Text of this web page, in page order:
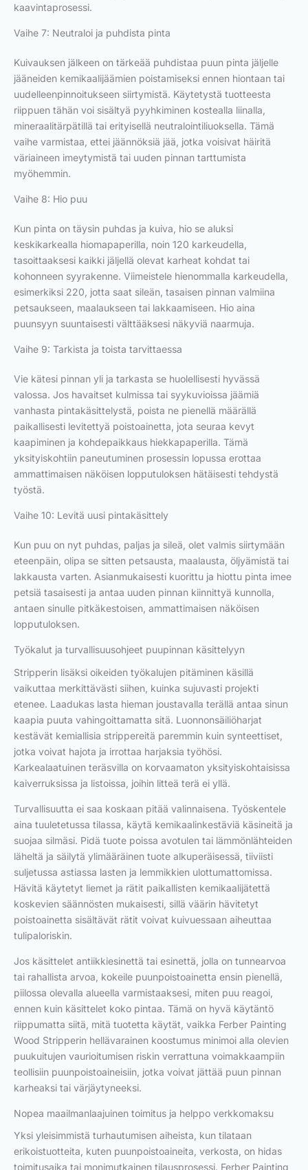
kaavintaprosessi.
Vaihe 7: Neutraloi ja puhdista pinta
Kuivauksen jälkeen on tärkeää puhdistaa puun pinta jäljelle
jääneiden kemikaalijäämien poistamiseksi ennen hiontaan tai
uudelleenpinnoitukseen siirtymistä. Käytetystä tuotteesta
riippuen tähän voi sisältyä pyyhkiminen kostealla liinalla,
mineraalitärpätillä tai erityisellä neutralointiliuoksella. Tämä
vaihe varmistaa, ettei jäännöksiä jää, jotka voisivat häiritä
väriaineen imeytymistä tai uuden pinnan tarttumista
myöhemmin.
Vaihe 8: Hio puu
Kun pinta on täysin puhdas ja kuiva, hio se aluksi
keskikarkealla hiomapaperilla, noin 120 karkeudella,
tasoittaaksesi kaikki jäljellä olevat karheat kohdat tai
kohonneen syyrakenne. Viimeistele hienommalla karkeudella,
esimerkiksi 220, jotta saat sileän, tasaisen pinnan valmiina
petsaukseen, maalaukseen tai lakkaamiseen. Hio aina
puunsyyn suuntaisesti välttääksesi näkyviä naarmuja.
Vaihe 9: Tarkista ja toista tarvittaessa
Vie kätesi pinnan yli ja tarkasta se huolellisesti hyvässä
valossa. Jos havaitset kulmissa tai syykuvioissa jäämiä
vanhasta pintakäsittelystä, poista ne pienellä määrällä
paikallisesti levitettyä poistoainetta, jota seuraa kevyt
kaapiminen ja kohdepaikkaus hiekkapaperilla. Tämä
yksityiskohtiin paneutuminen prosessin lopussa erottaa
ammattimaisen näköisen lopputuloksen hätäisesti tehdystä
työstä.
Vaihe 10: Levitä uusi pintakäsittely
Kun puu on nyt puhdas, paljas ja sileä, olet valmis siirtymään
eteenpäin, olipa se sitten petsausta, maalausta, öljyämistä tai
lakkausta varten. Asianmukaisesti kuorittu ja hiottu pinta imee
petsiä tasaisesti ja antaa uuden pinnan kiinnittyä kunnolla,
antaen sinulle pitkäkestoisen, ammattimaisen näköisen
lopputuloksen.
Työkalut ja turvallisuusohjeet puupinnan käsittelyyn
Stripperin lisäksi oikeiden työkalujen pitäminen käsillä
vaikuttaa merkittävästi siihen, kuinka sujuvasti projekti
etenee. Laadukas lasta hieman joustavalla terällä antaa sinun
kaapia puuta vahingoittamatta sitä. Luonnonsäiliöharjat
kestävät kemiallisia strippereitä paremmin kuin synteettiset,
jotka voivat hajota ja irrottaa harjaksia työhösi.
Karkealaatuinen teräsvilla on korvaamaton yksityiskohtaisissa
kaiverruksissa ja listoissa, joihin litteä terä ei yllä.
Turvallisuutta ei saa koskaan pitää valinnaisena. Työskentele
aina tuuletetussa tilassa, käytä kemikaalinkestäviä käsineitä ja
suojaa silmäsi. Pidä tuote poissa avotulen tai lämmönlähteiden
läheltä ja säilytä ylimääräinen tuote alkuperäisessä, tiiviisti
suljetussa astiassa lasten ja lemmikkien ulottumattomissa.
Hävitä käytetyt liemet ja rätit paikallisten kemikaalijätettä
koskevien säännösten mukaisesti, sillä väärin hävitetyt
poistoainetta sisältävät rätit voivat kuivuessaan aiheuttaa
tulipaloriskin.
Jos käsittelet antiikkiesinettä tai esinettä, jolla on tunnearvoa
tai rahallista arvoa, kokeile puunpoistoainetta ensin pienellä,
piilossa olevalla alueella varmistaaksesi, miten puu reagoi,
ennen kuin käsittelet koko pintaa. Tämä on hyvä käytäntö
riippumatta siitä, mitä tuotetta käytät, vaikka Ferber Painting
Wood Stripperin hellävarainen koostumus minimoi alla olevien
puukuitujen vaurioitumisen riskin verrattuna voimakkaampiin
teollisiin puunpoistoaineisiin, jotka voivat jättää puun pinnan
karheaksi tai värjäytyneeksi.
Nopea maailmanlaajuinen toimitus ja helppo verkkomaksu
Yksi yleisimmistä turhautumisen aiheista, kun tilataan
erikoistuotteita, kuten puunpoistoaineita, verkosta, on hidas
toimitusaika tai monimutkainen tilausprosessi. Ferber Painting